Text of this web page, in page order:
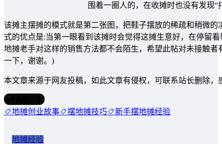
围着一圈人的，在收摊时也没有发现
该摊主摆摊的模式就是第二张图，把鞋子摆放的稀疏和稍微
式的优点是:当第一眼看到该摊时会觉得这摊生意好，在停留
地摊老手对这样的销售方法都不会陌生，希望此帖对未接触
一下，谢谢。)
本文章来源于网友投稿，如此文章有侵权，可联系站长删除，
地摊创业故事 摆地摊技巧 新手摆地摊经验
地摊经验